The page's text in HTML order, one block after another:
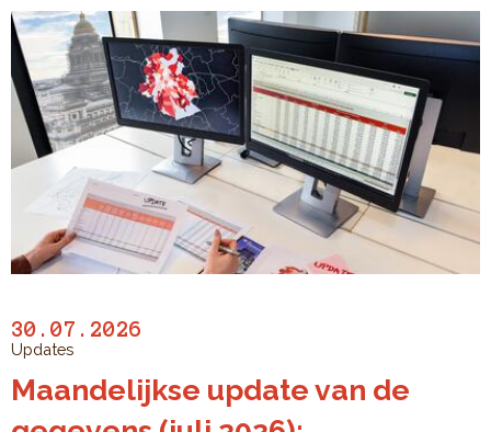
30.07.2026
Updates
Maandelijkse update van de